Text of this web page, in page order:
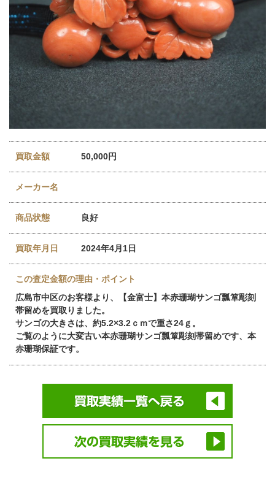
買取金額 50,000円
メーカー名
商品状態 良好
買取年月日 2024年4月1日
この査定金額の理由・ポイント
広島市中区のお客様より、【金富士】本赤珊瑚サンゴ瓢箪彫刻
帯留めを買取りました。
サンゴの大きさは、約5.2×3.2ｃｍで重さ24ｇ。
ご覧のように大変古い本赤珊瑚サンゴ瓢箪彫刻帯留めです、本
赤珊瑚保証です。